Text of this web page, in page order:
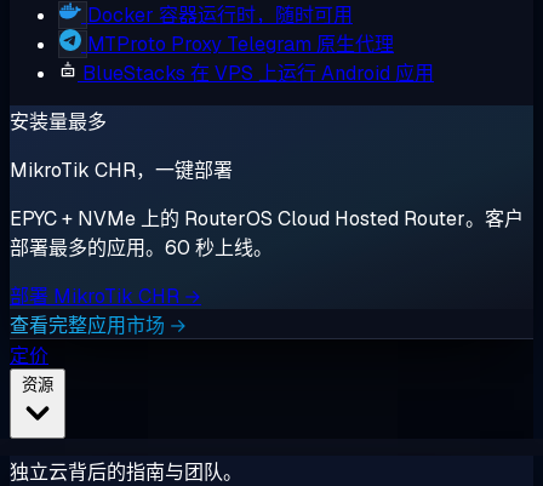
Docker 容器运行时，随时可用
MTProto Proxy Telegram 原生代理
BlueStacks 在 VPS 上运行 Android 应用
安装量最多
MikroTik CHR，一键部署
EPYC + NVMe 上的 RouterOS Cloud Hosted Router。客户
部署最多的应用。60 秒上线。
部署 MikroTik CHR →
查看完整应用市场 →
定价
独立云背后的指南与团队。